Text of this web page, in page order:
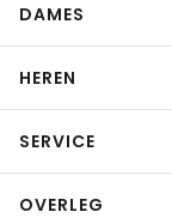
DAMES
HEREN
SERVICE
OVERLEG